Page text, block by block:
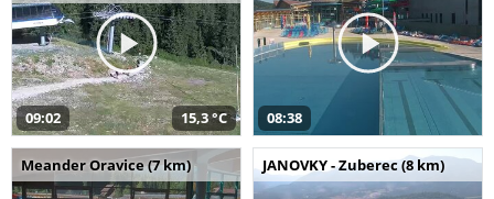
09:02 15,3 °C 08:38
Meander Oravice (7 km) JANOVKY - Zuberec (8 km)